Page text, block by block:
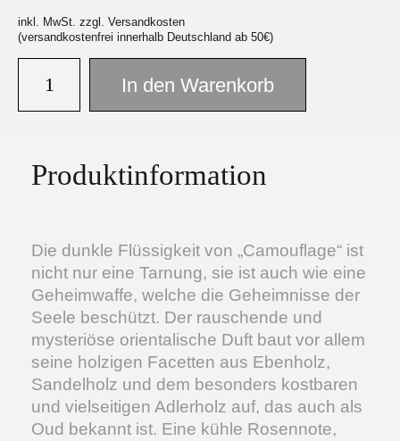
inkl. MwSt. zzgl. Versandkosten
(versandkostenfrei innerhalb Deutschland ab 50€)
In den Warenkorb
Produktinformation
Die dunkle Flüssigkeit von „Camouflage“ ist
nicht nur eine Tarnung, sie ist auch wie eine
Geheimwaffe, welche die Geheimnisse der
Seele beschützt. Der rauschende und
mysteriöse orientalische Duft baut vor allem
seine holzigen Facetten aus Ebenholz,
Sandelholz und dem besonders kostbaren
und vielseitigen Adlerholz auf, das auch als
Oud bekannt ist. Eine kühle Rosennote,